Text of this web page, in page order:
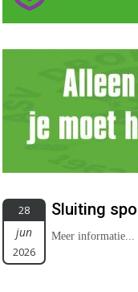
28
jun
2026
Sluiting
Meer informatie...